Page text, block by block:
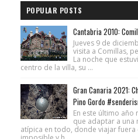
POPULAR POSTS
Cantabria 2010:
Jueves 9 de
visita a Comillas,
La noche que
centro de la villa, su ...
Gran Canaria 2021:
Pino Gordo
En este último año
que adaptar a una
atípica en todo, donde viajar fuera